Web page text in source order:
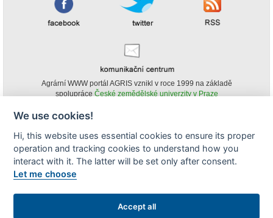
Agrární WWW portál AGRIS vznikl v roce 1999 na základě
spolupráce České zemědělské univerzity v Praze
obsahu agrárního WWW portálu AGRIS je možné
(pokud není uvedeno jinak) pouze za podmínky uvedení zdroje v podobě
www.agris.cz a data publikace v AGRISu.
We use cookies!
Hi, this website uses essential cookies to ensure its proper
operation and tracking cookies to understand how you
interact with it. The latter will be set only after consent.
Let me choose
Accept all